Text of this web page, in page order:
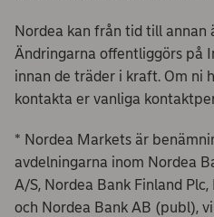
Nordea kan från tid till annan
Ändringarna offentliggörs på
innan de träder i kraft. Om ni
kontakta er vanliga
* Nordea Markets är
avdelningarna inom Nordea
A/S, Nordea Bank Finland
och Nordea Bank AB (publ),